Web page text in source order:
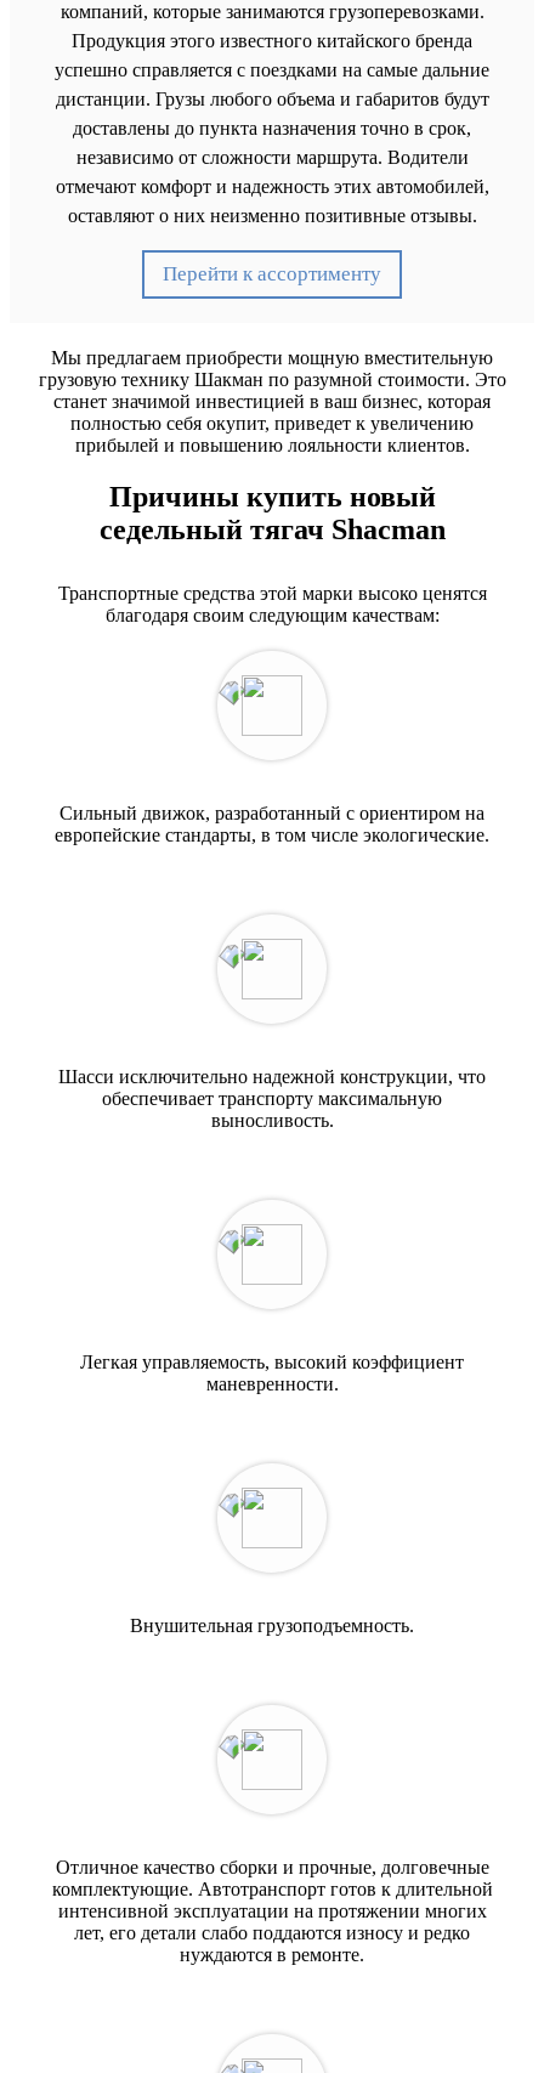
компаний, которые занимаются грузоперевозками.
Продукция этого известного китайского бренда
успешно справляется с поездками на самые дальние
дистанции. Грузы любого объема и габаритов будут
доставлены до пункта назначения точно в срок,
независимо от сложности маршрута. Водители
отмечают комфорт и надежность этих автомобилей,
оставляют о них неизменно позитивные отзывы.
Перейти к ассортименту
Мы предлагаем приобрести мощную вместительную
грузовую технику Шакман по разумной стоимости. Это
станет значимой инвестицией в ваш бизнес, которая
полностью себя окупит, приведет к увеличению
прибылей и повышению лояльности клиентов.
Причины купить новый
седельный тягач Shacman
Транспортные средства этой марки высоко ценятся
благодаря своим следующим качествам:
Сильный движок, разработанный с ориентиром на
европейские стандарты, в том числе экологические.
Шасси исключительно надежной конструкции, что
обеспечивает транспорту максимальную
выносливость.
Легкая управляемость, высокий коэффициент
маневренности.
Внушительная грузоподъемность.
Отличное качество сборки и прочные, долговечные
комплектующие. Автотранспорт готов к длительной
интенсивной эксплуатации на протяжении многих
лет, его детали слабо поддаются износу и редко
нуждаются в ремонте.